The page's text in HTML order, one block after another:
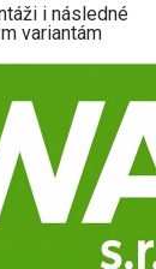
i následné
variantám